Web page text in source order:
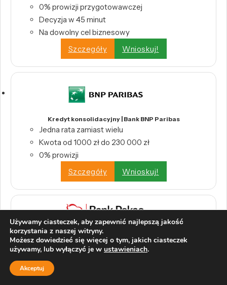
0% prowizji przygotowawczej
Decyzja w 45 minut
Na dowolny cel biznesowy
Szczegóły
Wnioskuj!
Kredyt konsolidacyjny | Bank BNP Paribas
Jedna rata zamiast wielu
Kwota od 1000 zł do 230 000 zł
0% prowizji
Szczegóły
Wnioskuj!
Pożyczka Konsolidacyjna | Pekao S.A.
0% prowizji
Okres kredytowania do 96 miesięcy
Używamy ciasteczek, aby zapewnić najlepszą jakość
korzystania z naszej witryny.
Możesz dowiedzieć się więcej o tym, jakich ciasteczek
używamy, lub wyłączyć je w ustawieniach.
Akceptuj